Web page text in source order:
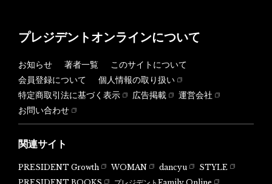
プレジデントオンラインについて
お知らせ 著者一覧
このサイトについて
会員登録について
個人情報の取り扱い
特定商取引法に基づく表示
広告掲載
運営会社
お問い合わせ
関連サイト
PRESIDENT Growth WOMAN dancyu
STYLE